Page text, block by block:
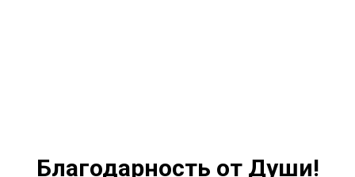
Благодарность от Души!